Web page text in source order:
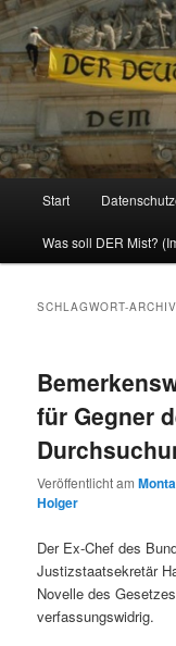
Politik, Wirtschaft,
Zum
Inhalt
Zum
sekundären
Start
Was soll DER Mist?
SCHLAGWORT-
für Gegner
Veröffentlicht am
Holger
Der Ex-Chef des
Justizstaatsekretär
Novelle des
verfassungswidrig.